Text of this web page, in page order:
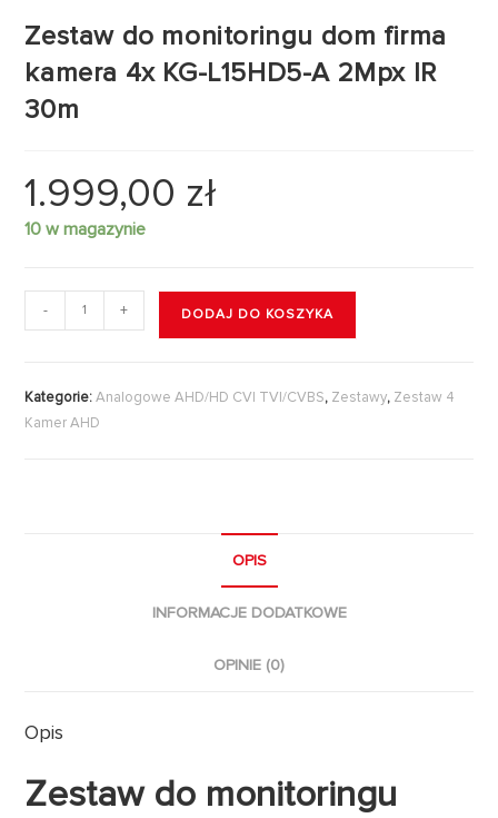
Zestaw do monitoringu dom firma
kamera 4x KG-L15HD5-A 2Mpx IR
30m
1.999,00 zł
10 w magazynie
- + DODAJ DO KOSZYKA
Kategorie:Analogowe AHD/HD CVI TVI/CVBS, Zestawy, Zestaw 4
Kamer AHD
OPIS
INFORMACJE DODATKOWE
OPINIE (0)
Opis
Zestaw do monitoringu